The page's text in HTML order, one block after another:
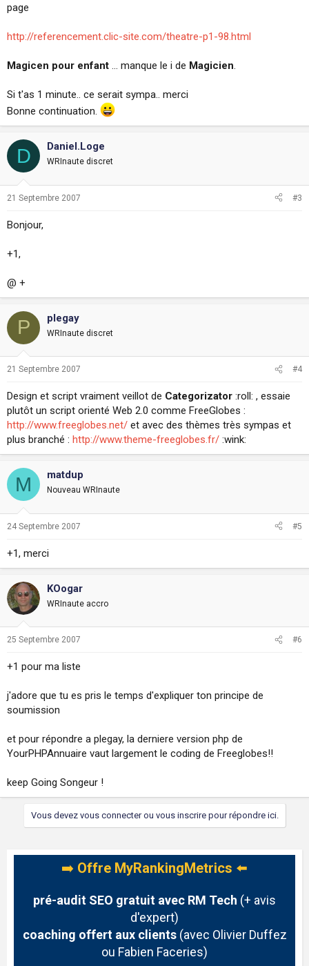
page
http://referencement.clic-site.com/theatre-p1-98.html
Magicen pour enfant ... manque le i de Magicien.
Si t'as 1 minute.. ce serait sympa.. merci
Bonne continuation.
D Daniel.Loge
WRInaute discret
21 Septembre 2007 #3
Bonjour,
+1,
@ +
P plegay
WRInaute discret
21 Septembre 2007 #4
Design et script vraiment veillot de Categorizator :roll: , essaie
plutôt un script orienté Web 2.0 comme FreeGlobes :
http://www.freeglobes.net/ et avec des thèmes très sympas et
plus branché : http://www.theme-freeglobes.fr/ :wink:
M matdup
Nouveau WRInaute
24 Septembre 2007 #5
+1, merci
KOogar
WRInaute accro
25 Septembre 2007 #6
+1 pour ma liste
j'adore que tu es pris le temps d'expliquer ton principe de
soumission
et pour répondre a plegay, la derniere version php de
YourPHPAnnuaire vaut largement le coding de Freeglobes!!
keep Going Songeur !
Vous devez vous connecter ou vous inscrire pour répondre ici.
➡️ Offre MyRankingMetrics ⬅️
pré-audit SEO gratuit avec RM Tech (+ avis
d'expert)
coaching offert aux clients(avec Olivier Duffez
ou Fabien Faceries)